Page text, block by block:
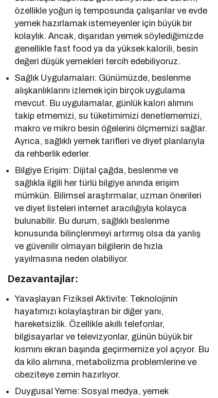
özellikle yoğun iş temposunda çalışanlar ve evde
yemek hazırlamak istemeyenler için büyük bir
kolaylık. Ancak, dışarıdan yemek söylediğimizde
genellikle fast food ya da yüksek kalorili, besin
değeri düşük yemekleri tercih edebiliyoruz.
Sağlık Uygulamaları: Günümüzde, beslenme
alışkanlıklarını izlemek için birçok uygulama
mevcut. Bu uygulamalar, günlük kalori alımını
takip etmemizi, su tüketimimizi denetlememizi,
makro ve mikro besin öğelerini ölçmemizi sağlar.
Ayrıca, sağlıklı yemek tarifleri ve diyet planlarıyla
da rehberlik ederler.
Bilgiye Erişim: Dijital çağda, beslenme ve
sağlıkla ilgili her türlü bilgiye anında erişim
mümkün. Bilimsel araştırmalar, uzman önerileri
ve diyet listeleri internet aracılığıyla kolayca
bulunabilir. Bu durum, sağlıklı beslenme
konusunda bilinçlenmeyi artırmış olsa da yanlış
ve güvenilir olmayan bilgilerin de hızla
yayılmasına neden olabiliyor.
Dezavantajlar:
Yavaşlayan Fiziksel Aktivite: Teknolojinin
hayatımızı kolaylaştıran bir diğer yanı,
hareketsizlik. Özellikle akıllı telefonlar,
bilgisayarlar ve televizyonlar, günün büyük bir
kısmını ekran başında geçirmemize yol açıyor. Bu
da kilo alımına, metabolizma problemlerine ve
obeziteye zemin hazırlıyor.
Duygusal Yeme: Sosyal medya, yemek